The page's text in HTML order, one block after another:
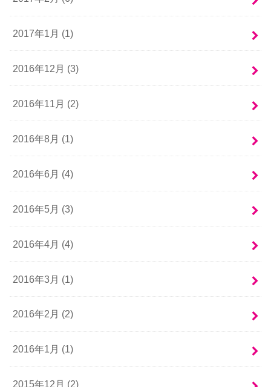
2017年1月 (1)
2016年12月 (3)
2016年11月 (2)
2016年8月 (1)
2016年6月 (4)
2016年5月 (3)
2016年4月 (4)
2016年3月 (1)
2016年2月 (2)
2016年1月 (1)
2015年12月 (2)